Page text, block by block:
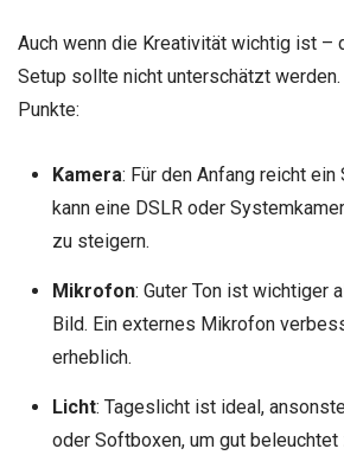
Auch wenn die Kreativität wichtig ist –
Setup sollte nicht unterschätzt
Punkte:
Kamera: Für den Anfang reicht ein
kann eine DSLR oder
zu steigern.
Mikrofon: Guter Ton ist wichtiger
Bild. Ein externes Mikrofon
erheblich.
Licht: Tageslicht ist ideal,
oder Softboxen, um gut beleuchtet